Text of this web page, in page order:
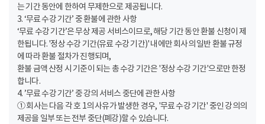
는 기간 동안에 한하여 무제한으로 제공됩니다.
3. ‘무료 수강 기간’ 중 환불에 관한 사항
‘무료 수강 기간’은 무상 제공 서비스이므로, 해당 기간 동안 환불 신청이 제
한됩니다. '정상 수강 기간(유료 수강 기간)' 내에만 회사의 일반 환불 규정
에 따라 환불 절차가 진행되며,
환불 금액 산정 시 기준이 되는 총 수강 기간은 '정상 수강 기간'으로만 한정
합니다.
4. ’무료 수강 기간’ 중 강의 서비스 중단에 관한 사항
① 회사는 다음 각 호 1의 사유가 발생한 경우, '무료 수강 기간' 중인 강의의
제공을 일부 또는 전부 중단(폐강)할 수 있습니다.